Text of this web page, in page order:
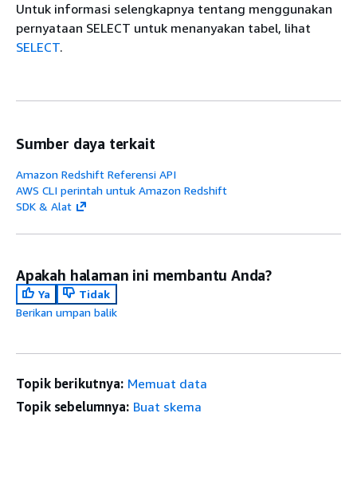
Untuk informasi selengkapnya tentang menggunakan
pernyataan SELECT untuk menanyakan tabel, lihat
SELECT.
Sumber daya terkait
Amazon Redshift Referensi API
AWS CLI perintah untuk Amazon Redshift
SDK & Alat
Apakah halaman ini membantu Anda?
Ya
Tidak
Berikan umpan balik
Topik berikutnya: Memuat data
Topik sebelumnya: Buat skema